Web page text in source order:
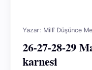
Yazar: Millî Düşünce
26-27-28-29
karnesi